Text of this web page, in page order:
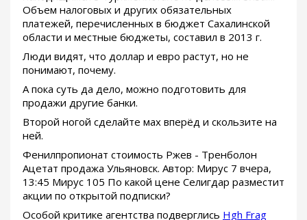
Объем налоговых и других обязательных
платежей, перечисленных в бюджет Сахалинской
области и местные бюджеты, составил в 2013 г.
Люди видят, что доллар и евро растут, но не
понимают, почему.
А пока суть да дело, можно подготовить для
продажи другие банки.
Второй ногой сделайте мах вперёд и скользите на
ней.
Фенилпропионат стоимость Ржев - Тренболон
Ацетат продажа Ульяновск. Автор: Мирус 7 вчера,
13:45 Мирус 105 По какой цене Селигдар разместит
акции по открытой подписки?
Особой критике агентства подверглись Hgh Frag